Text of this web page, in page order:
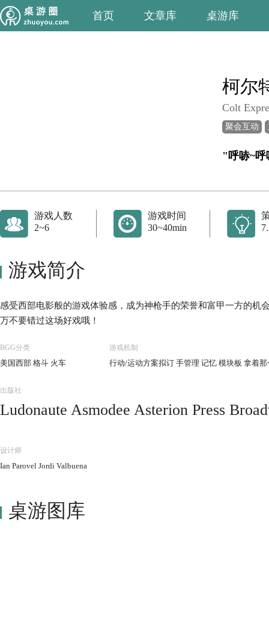
首页 文章库 桌游库
柯尔
Colt
聚会互动
游戏人数
2~6
游戏时间
30~40min
游戏简介
感受西部电影般的游戏体验感，成为神枪手的荣誉和富甲一方的机
万不要错过这场好戏哦！
BGG分类
美国西部 格斗 火车
游戏机制
行动/运动方案拟订 手管理 记忆 模块板 拿着
出版社
Ludonaute Asmodee Asterion Press
eal Board Games KADABRA Kaissa
festyle Boardgames Ltd MINDOK Rebel
设计师
Ian Parovel Jordi Valbuena
桌游图库